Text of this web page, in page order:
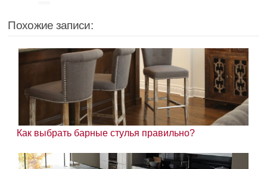
Похожие записи:
Как выбрать барные стулья правильно?